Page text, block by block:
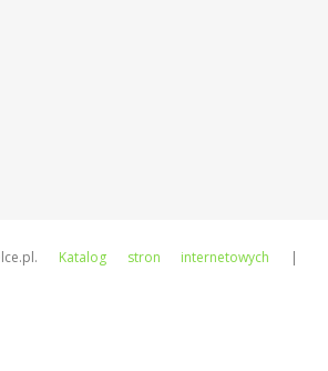
Katalog stron internetowych |